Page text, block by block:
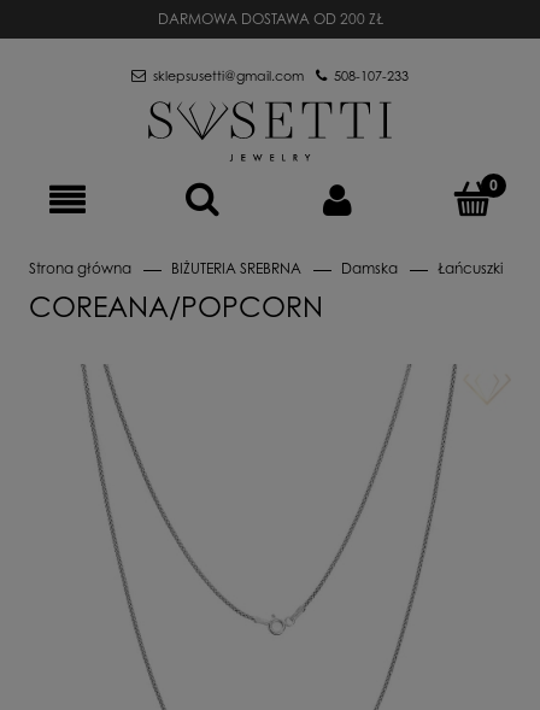
DARMOWA DOSTAWA OD 200 ZŁ
sklepsusetti@gmail.com 508-107-233
Strona główna BIŻUTERIA SREBRNA Damska Łańcuszki
COREANA/POPCORN